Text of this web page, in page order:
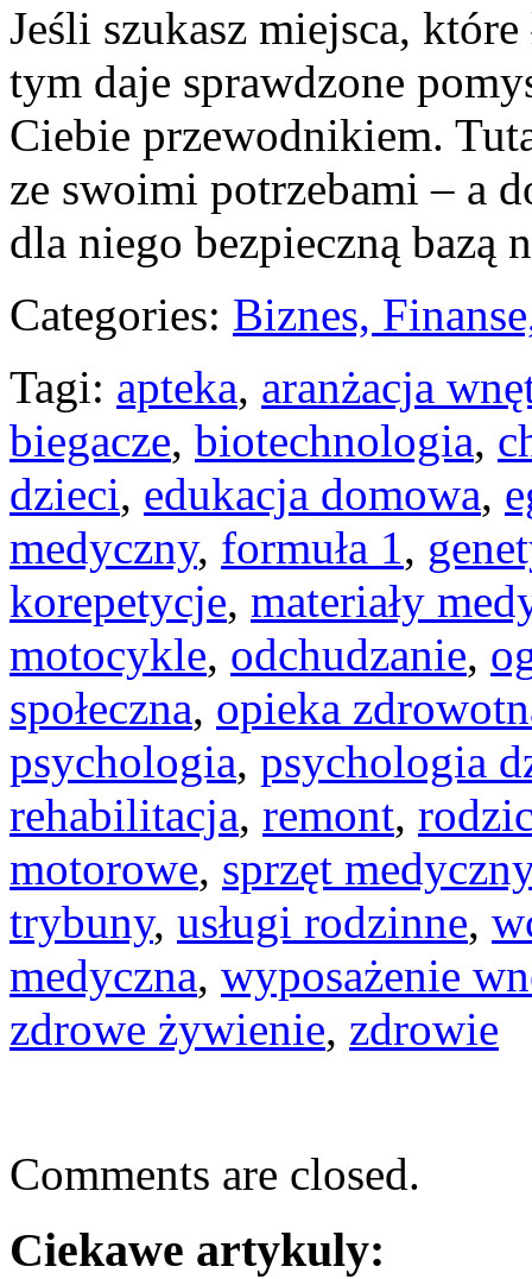
Jeśli szukasz miejsca,
tym daje sprawdzone
Ciebie przewodnikiem.
ze swoimi potrzebami – a
dla niego bezpieczną bazą
Categories: Biznes,
Tagi: apteka, aranżacja
biegacze, biotechnologia,
dzieci, edukacja domowa,
medyczny, formuła 1,
korepetycje, materiały
motocykle, odchudzanie,
społeczna, opieka
psychologia, psychologia
rehabilitacja, remont,
motorowe, sprzęt medyczny
trybuny, usługi rodzinne,
medyczna, wyposażenie
zdrowe żywienie, zdrowie
Comments are closed.
Ciekawe artykuly: